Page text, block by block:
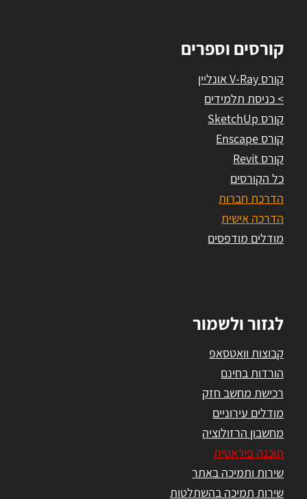
קורסים וספרים
קורס V-Ray אונליין
> כניסת תלמידים
קורס SketchUp
קורס Enscape
קורס Revit
כל הקורסים
הדרכת חברות
הדרכה אישית
מודלים מודפסים
לגזור ולשמור
קבוצות וואטסאפ
הורדות בחינם
רכישת מחשב חזק
מודלים עירוניים
מחשבון הרזולוציה
תוכנה פיראטית
שירות ותמיכה באתר
שירות תמיכה בהשתלטות